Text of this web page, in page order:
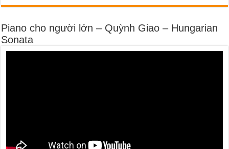
Piano cho người lớn – Quỳnh Giao – Hungarian
Sonata